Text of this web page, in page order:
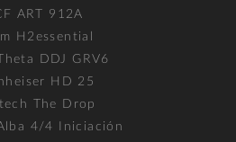
ART 912A
H2essential
DDJ GRV6
HD 25
The Drop
4/4 Iniciación